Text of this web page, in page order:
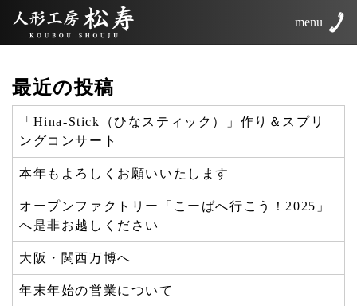
menu
最近の投稿
「Hina-Stick（ひなスティック）」作り＆スプリ
ングコンサート
本年もよろしくお願いいたします
オープンファクトリー「こーばへ行こう！2025」
へ是非お越しください
大阪・関西万博へ
年末年始の営業について